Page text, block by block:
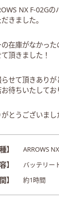
NX F-02G
きました。
在庫がなかっ
頂きました！
せて頂きあり
待ちいたしてお
とうございまし
】 ARROWS
】 バッテリー
】 約1時間